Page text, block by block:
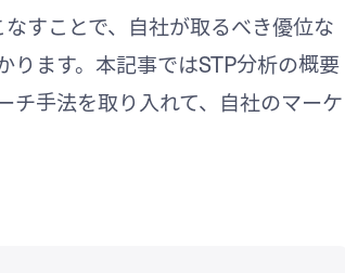
すことで、自社が取るべき優位な
ります。本記事ではSTP分析の概要
チ手法を取り入れて、自社のマーケ